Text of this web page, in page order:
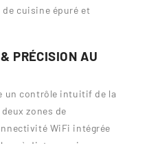
cuisine épuré et
PRÉCISION AU
un contrôle intuitif de la
zones de
WiFi intégrée